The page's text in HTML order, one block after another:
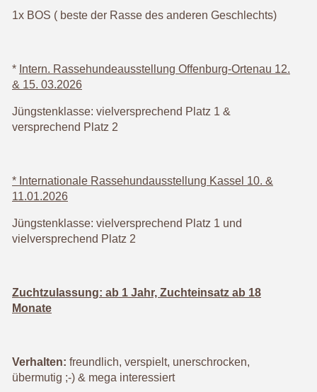
1x BOS ( beste der Rasse des anderen Geschlechts)
* Intern. Rassehundeausstellung Offenburg-Ortenau 12.
& 15. 03.2026
Jüngstenklasse: vielversprechend Platz 1 &
versprechend Platz 2
* Internationale Rassehundausstellung Kassel 10. &
11.01.2026
Jüngstenklasse: vielversprechend Platz 1 und
vielversprechend Platz 2
Zuchtzulassung: ab 1 Jahr, Zuchteinsatz ab 18
Monate
Verhalten: freundlich, verspielt, unerschrocken,
übermutig ;-) & mega interessiert